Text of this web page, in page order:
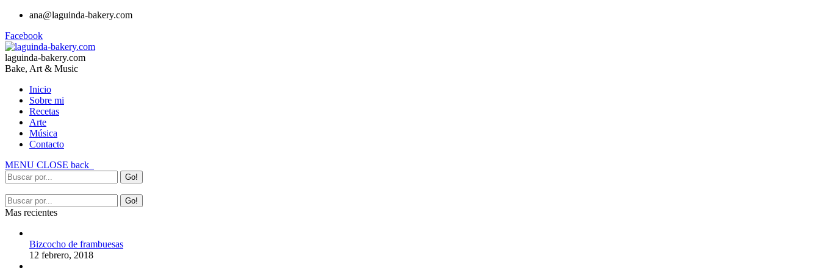
ana@laguinda-bakery.com
Facebook
laguinda-bakery.com
Bake, Art & Music
Inicio
Sobre mi
Recetas
Arte
Música
Contacto
MENU CLOSE back
Mas recientes
Bizcocho de frambuesas
12 febrero, 2018